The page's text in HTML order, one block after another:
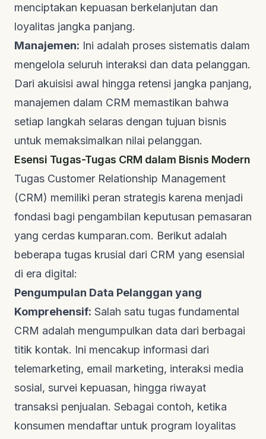
menciptakan kepuasan berkelanjutan dan
loyalitas jangka panjang.
Manajemen: Ini adalah proses sistematis dalam
mengelola seluruh interaksi dan data pelanggan.
Dari akuisisi awal hingga retensi jangka panjang,
manajemen dalam CRM memastikan bahwa
setiap langkah selaras dengan tujuan bisnis
untuk memaksimalkan nilai pelanggan.
Esensi Tugas-Tugas CRM dalam Bisnis Modern
Tugas Customer Relationship Management
(CRM) memiliki peran strategis karena menjadi
fondasi bagi pengambilan keputusan pemasaran
yang cerdas kumparan.com. Berikut adalah
beberapa tugas krusial dari CRM yang esensial
di era digital:
Pengumpulan Data Pelanggan yang
Komprehensif: Salah satu tugas fundamental
CRM adalah mengumpulkan data dari berbagai
titik kontak. Ini mencakup informasi dari
telemarketing, email marketing, interaksi media
sosial, survei kepuasan, hingga riwayat
transaksi penjualan. Sebagai contoh, ketika
konsumen mendaftar untuk program loyalitas